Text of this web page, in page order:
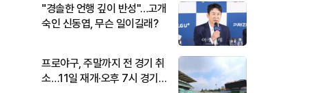
"경솔한 언행 깊이 반성"…고개
숙인 신동엽, 무슨 일이길래?
프로야구, 주말까지 전 경기 취
소…11일 재개·오후 7시 경기